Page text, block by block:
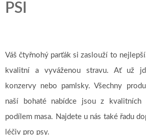
PSI
Váš čtyřnohý parťák si zaslouží to
kvalitní a vyváženou stravu. Ať už
konzervy nebo pamlsky. Všechny
naší bohaté nabídce jsou z
podílem masa. Najdete u nás také řadu
léčiv pro psy.